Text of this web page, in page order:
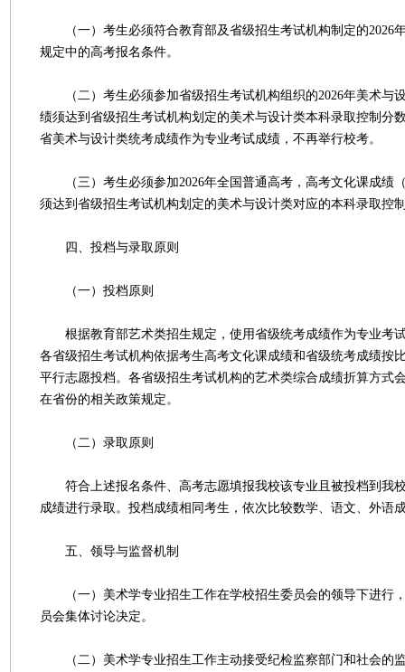
（一）考生必须符合教育部及省级招生考试机构制定的2026
规定中的高考报名条件。
（二）考生必须参加省级招生考试机构组织的2026年美术与
绩须达到省级招生考试机构划定的美术与设计类本科录取控制分
省美术与设计类统考成绩作为专业考试成绩，不再举行校考。
（三）考生必须参加2026年全国普通高考，高考文化课成绩
须达到省级招生考试机构划定的美术与设计类对应的本科录取控
四、投档与录取原则
（一）投档原则
根据教育部艺术类招生规定，使用省级统考成绩作为专业考
各省级招生考试机构依据考生高考文化课成绩和省级统考成绩按
平行志愿投档。各省级招生考试机构的艺术类综合成绩折算方式
在省份的相关政策规定。
（二）录取原则
符合上述报名条件、高考志愿填报我校该专业且被投档到我
成绩进行录取。投档成绩相同考生，依次比较数学、语文、外语
五、领导与监督机制
（一）美术学专业招生工作在学校招生委员会的领导下进行
员会集体讨论决定。
（二）美术学专业招生工作主动接受纪检监察部门和社会的